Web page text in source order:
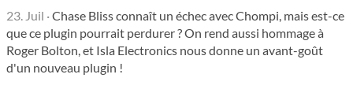
23. Juil ·Chase Bliss connaît un échec avec Chompi, mais est-ce
que ce plugin pourrait perdurer ? On rend aussi hommage à
Roger Bolton, et Isla Electronics nous donne un avant-goût
d'un nouveau plugin !